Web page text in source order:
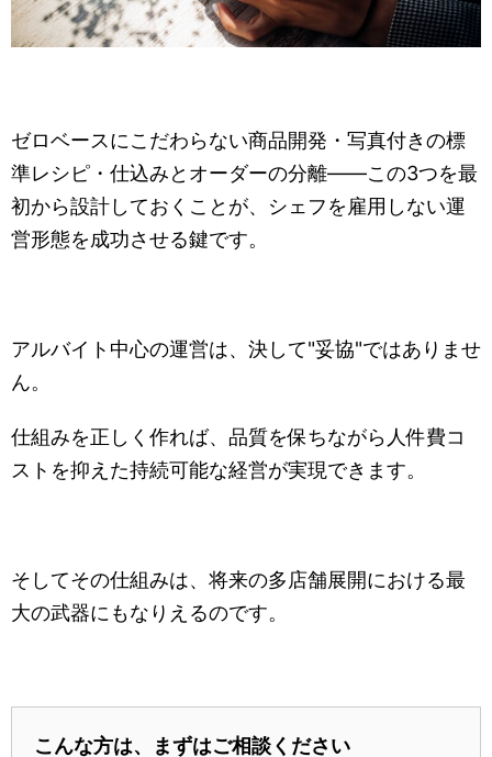
ゼロベースにこだわらない商品開発・写真付きの標
準レシピ・仕込みとオーダーの分離——この3つを最
初から設計しておくことが、シェフを雇用しない運
営形態を成功させる鍵です。
アルバイト中心の運営は、決して"妥協"ではありませ
ん。
仕組みを正しく作れば、品質を保ちながら人件費コ
ストを抑えた持続可能な経営が実現できます。
そしてその仕組みは、将来の多店舗展開における最
大の武器にもなりえるのです。
こんな方は、まずはご相談ください